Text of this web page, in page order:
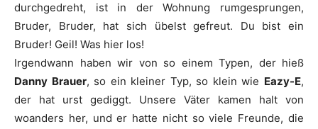
durchgedreht, ist in der Wohnung rumgesprungen,
Bruder, Bruder, hat sich übelst gefreut. Du bist ein
Bruder! Geil! Was hier los!
Irgendwann haben wir von so einem Typen, der hieß
Danny Brauer, so ein kleiner Typ, so klein wie Eazy-E,
der hat urst gediggt. Unsere Väter kamen halt von
woanders her, und er hatte nicht so viele Freunde, die